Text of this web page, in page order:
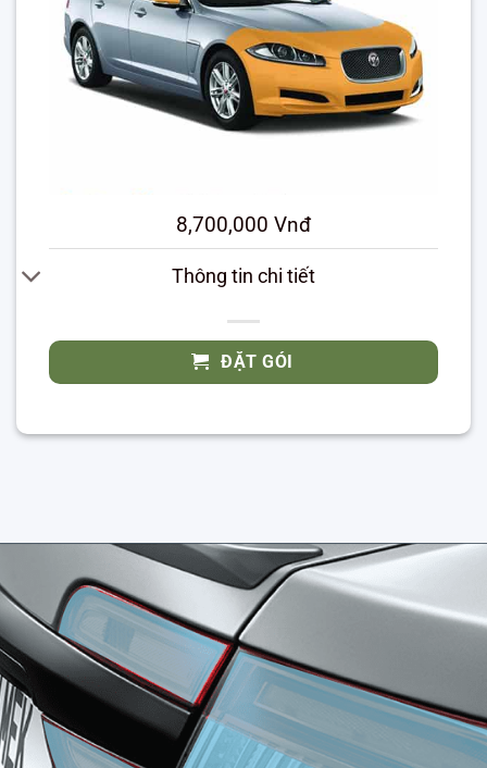
8,700,000 Vnđ
Thông tin chi tiết
ĐẶT GÓI